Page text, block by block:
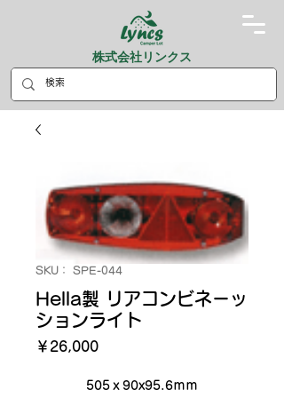
株式会社リンクス
SKU： SPE-044
Hella製 リアコンビネーッ
ションライト
￥26,000価
505ｘ90x95.6ｍｍ